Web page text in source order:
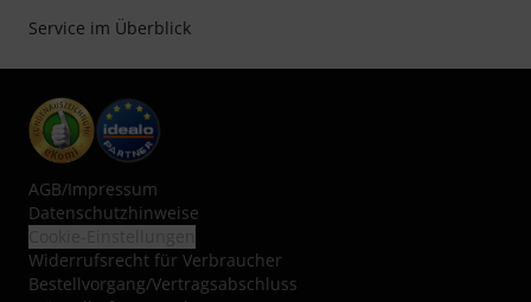
Service im Überblick
AGB/Impressum
Datenschutzhinweise
Widerrufsrecht für Verbraucher
Bestellvorgang/Vertragsabschluss